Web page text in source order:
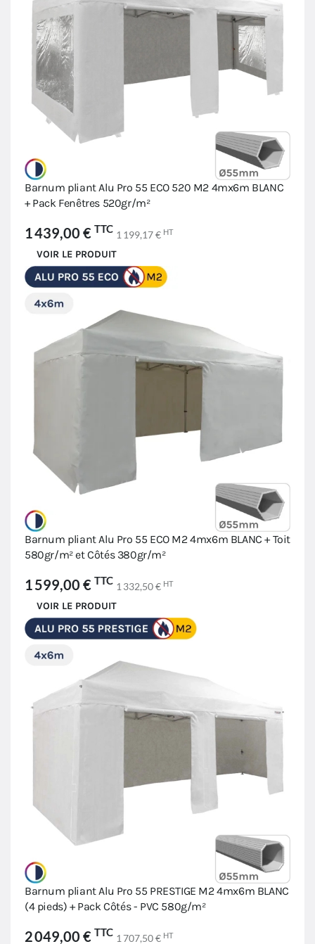
Barnum pliant Alu Pro 55 ECO 520 M2 4mx6m BLANC
+ Pack Fenêtres 520gr/m²
1 439,00 € TTC 1 199,17 € HT
VOIR LE PRODUIT
Barnum pliant Alu Pro 55 ECO M2 4mx6m BLANC + Toit
580gr/m² et Côtés 380gr/m²
1 599,00 € TTC 1 332,50 € HT
VOIR LE PRODUIT
Barnum pliant Alu Pro 55 PRESTIGE M2 4mx6m BLANC
(4 pieds) + Pack Côtés - PVC 580g/m²
2 049,00 € TTC 1 707,50 € HT